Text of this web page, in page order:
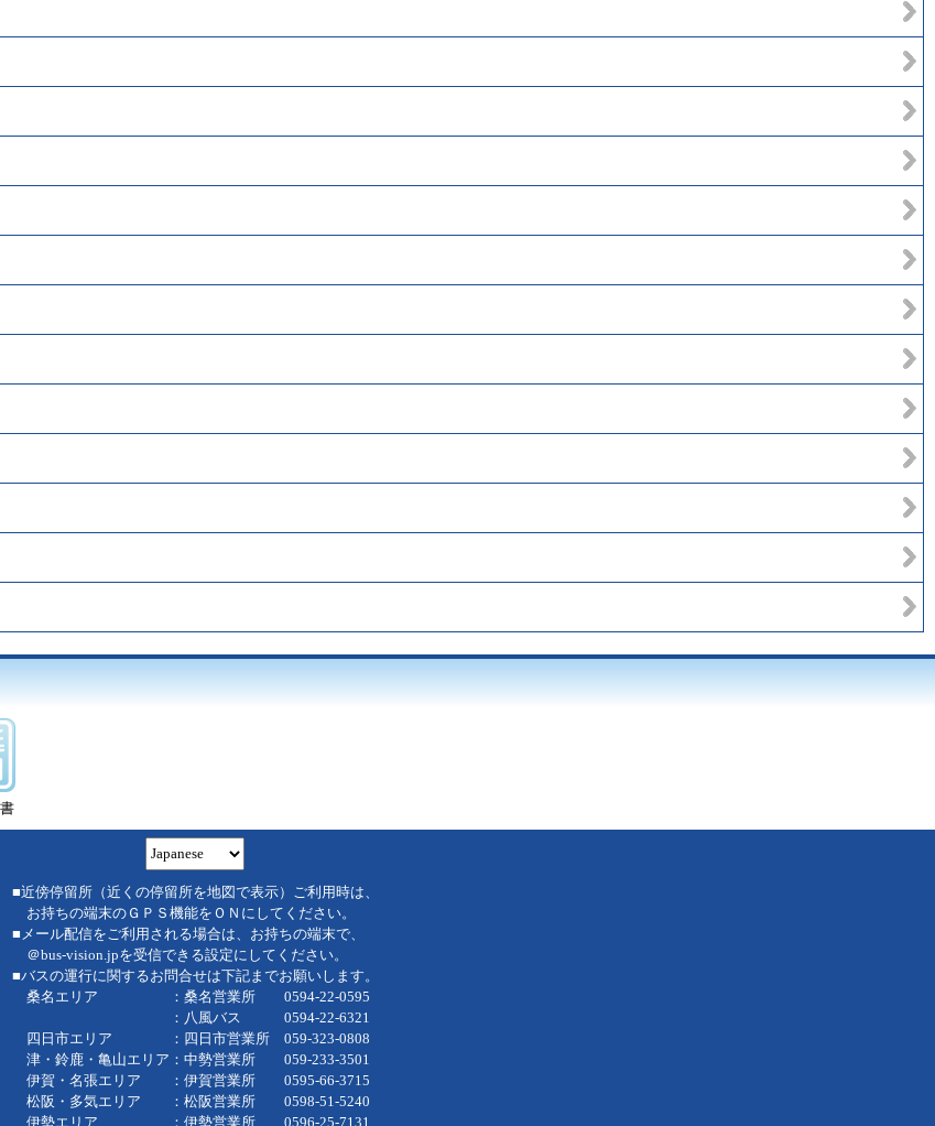
■近傍停留所（近くの停留所を地図で表示）ご利用時は、
お持ちの端末のＧＰＳ機能をＯＮにしてください。
■メール配信をご利用される場合は、お持ちの端末で、
＠bus-vision.jpを受信できる設定にしてください。
■バスの運行に関するお問合せは下記までお願いします。
桑名エリア ：桑名営業所 0594-22-0595
：八風バス 0594-22-6321
四日市エリア ：四日市営業所 059-323-0808
津・鈴鹿・亀山エリア：中勢営業所 059-233-3501
伊賀・名張エリア ：伊賀営業所 0595-66-3715
松阪・多気エリア ：松阪営業所 0598-51-5240
伊勢エリア ：伊勢営業所 0596-25-7131